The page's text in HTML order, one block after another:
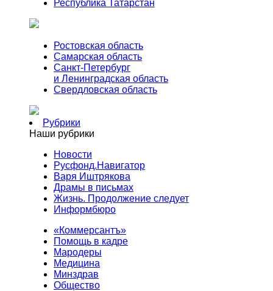
Республика Татарстан
Ростовская область
Самарская область
Санкт-Петербург
и Ленинградская область
Свердловская область
Рубрики
Наши рубрики
Новости
Русфонд.Навигатор
Варя Иштрякова
Драмы в письмах
Жизнь. Продолжение следует
Информбюро
«Коммерсантъ»
Помощь в кадре
Мародеры
Медицина
Минздрав
Общество